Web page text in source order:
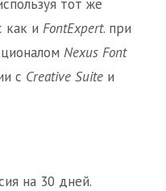
тот же
как и FontExpert. при
Nexus Font
с Creative Suite и
на 30 дней.